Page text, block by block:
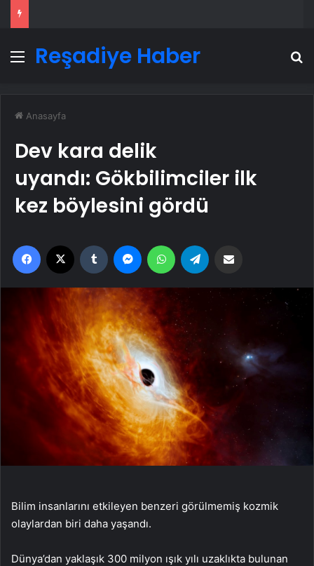
Menü
Reşadiye Haber
Anasayfa
Dev kara delik
uyandı: Gökbilimciler ilk
kez böylesini gördü
Facebook Tumblr MessengerWhatsApp
Bilim insanlarını etkileyen benzeri görülmemiş kozmik
olaylardan biri daha yaşandı.
Dünya’dan yaklaşık 300 milyon ışık yılı uzaklıkta bulunan